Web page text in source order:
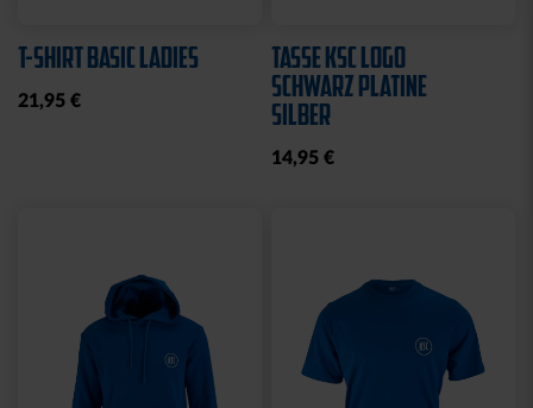
T-SHIRT BASIC LADIES
21,95 €
TASSE KSC LOGO
SCHWARZ PLATINE
SILBER
14,95 €